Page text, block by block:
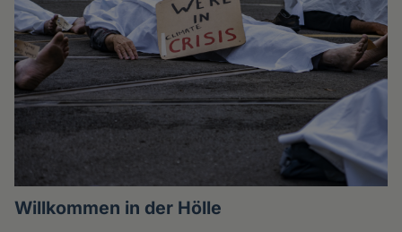
Willkommen in der Hölle